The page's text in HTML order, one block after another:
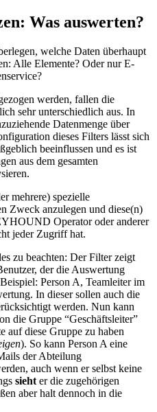
Was auswerten?
welche Daten überhaupt
Alle Elemente? Oder nur E-
werden, fallen die
sehr unterschiedlich aus. In
Datenmenge über
dieses Filters lässt sich
beeinflussen und es ist
aus dem gesamten
mehrere) spezielle
Zweck anzulegen und diese(n)
Operator oder anderer
jeder Zugriff hat.
zu beachten: Der Filter zeigt
der die Auswertung
Person A, Teamleiter im
In dieser sollen auch die
werden. Nun kann
die Gruppe “Geschäftsleiter”
auf diese Gruppe zu haben
). So kann Person A eine
der Abteilung
auch wenn er selbst keine
sieht er die zugehörigen
aber halt dennoch in die